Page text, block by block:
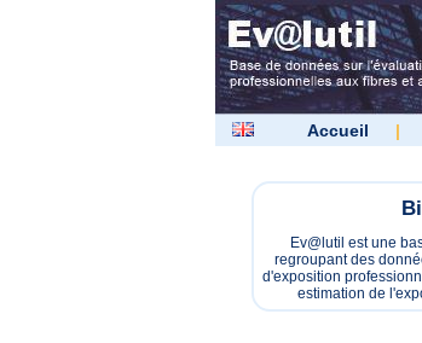
Accueil |
Ev@lutil est une
regroupant des
d'exposition
estimation de